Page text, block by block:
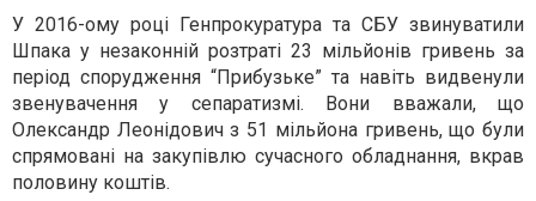
У 2016-ому році Генпрокуратура та СБУ звинуватили
Шпака у незаконній розтраті 23 мільйонів гривень за
період спорудження “Прибузьке” та навіть видвенули
звенувачення у сепаратизмі. Вони вважали, що
Олександр Леонідович з 51 мільйона гривень, що були
спрямовані на закупівлю сучасного обладнання, вкрав
половину коштів.